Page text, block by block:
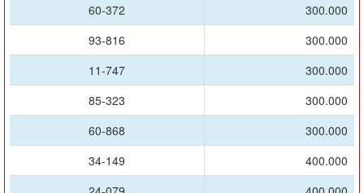
60-372
300.000
93-816
300.000
11-747
300.000
85-323
300.000
60-868
300.000
34-149
400.000